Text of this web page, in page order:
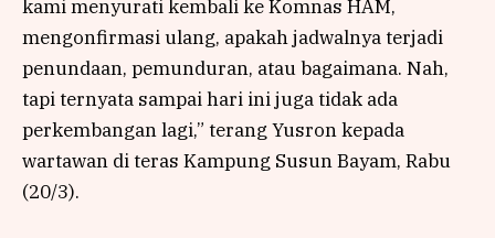
kami menyurati kembali ke Komnas HAM,
mengonfirmasi ulang, apakah jadwalnya terjadi
penundaan, pemunduran, atau bagaimana. Nah,
tapi ternyata sampai hari ini juga tidak ada
perkembangan lagi,” terang Yusron kepada
wartawan di teras Kampung Susun Bayam, Rabu
(20/3).